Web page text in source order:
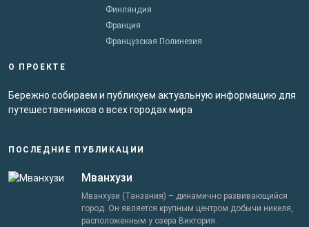
Финляндия
Франция
Французская Полинезия
О ПРОЕКТЕ
Бережно собираем и публикуем актуальную информацию для
путешественников о всех городах мира
ПОСЛЕДНИЕ ПУБЛИКАЦИИ
Мванхузи
Мванхузи (Танзания) – динамично развивающийся
город. Он является крупным центром добычи никеля,
расположенным у озера Виктория.